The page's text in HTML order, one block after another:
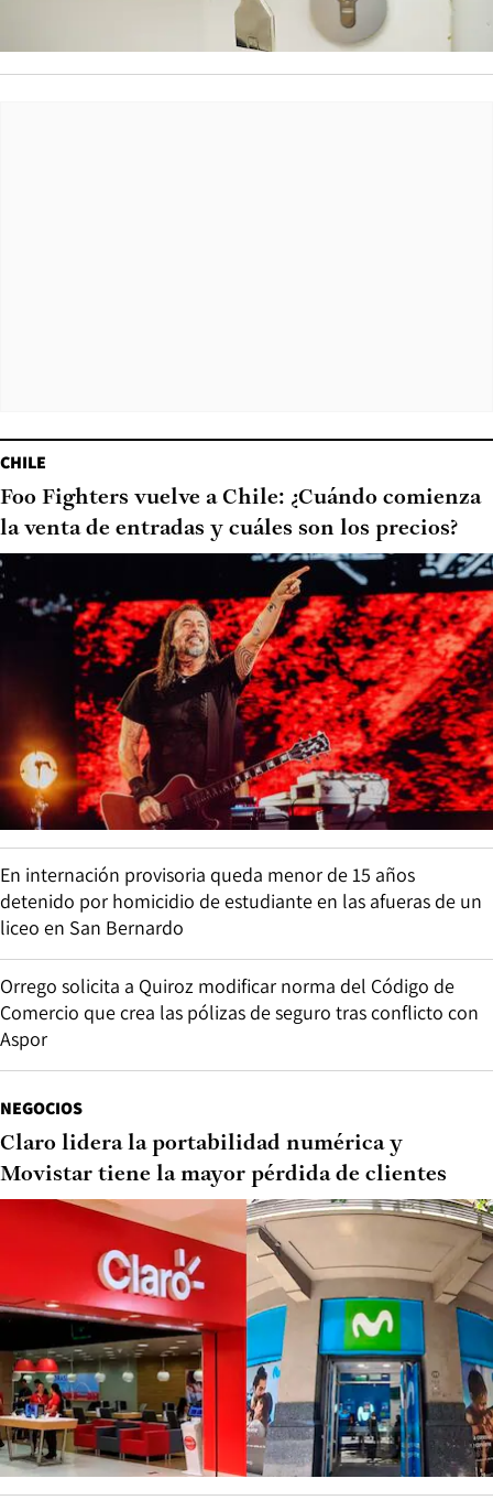
CHILE
Foo Fighters vuelve a Chile: ¿Cuándo comienza
la venta de entradas y cuáles son los precios?
En internación provisoria queda menor de 15 años
detenido por homicidio de estudiante en las afueras de un
liceo en San Bernardo
Orrego solicita a Quiroz modificar norma del Código de
Comercio que crea las pólizas de seguro tras conflicto con
Aspor
NEGOCIOS
Claro lidera la portabilidad numérica y
Movistar tiene la mayor pérdida de clientes